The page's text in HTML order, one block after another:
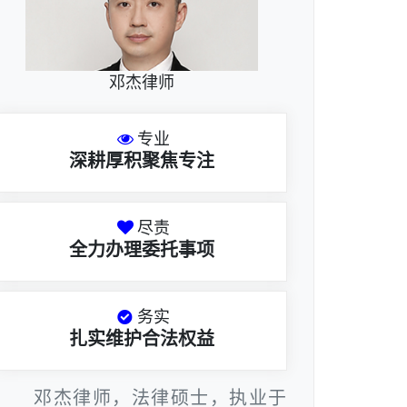
邓杰律师
专业
深耕厚积聚焦专注
尽责
全力办理委托事项
务实
扎实维护合法权益
邓杰律师，法律硕士，执业于